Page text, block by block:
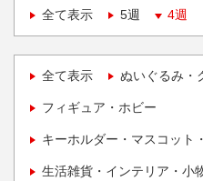
全て表示
5週 4週
全て表示 ぬいぐるみ・
フィギュア・ホビー
キーホルダー・マスコット
生活雑貨・インテリア・小